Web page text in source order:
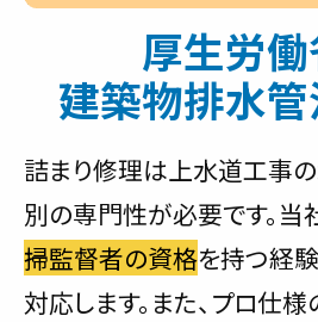
厚生労
建築物排水
詰まり修理は上水道工事
別の専門性が必要です。当
掃監督者の資格を持つ経
対応します。また、プロ仕